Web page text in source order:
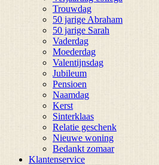
Trouwdag
50 jarige Abraham
50 jarige Sarah
Vaderdag
Moederdag
Valentijnsdag
Jubileum
Pensioen
Naamdag
Kerst
Sinterklaas
Relatie geschenk
Nieuwe woning
Bedankt zomaar
Klantenservice